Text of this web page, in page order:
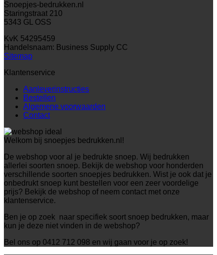
Snoepjes-bedrukken.nl
Staringstraat 210
5343 GL OSS
KvK 54295459
Handelsnaam: Business Supply CC
Sitemap
Klantenservice
Aanleverinstructies
Bestellen
Algemene voorwaarden
Contact
Welkom bij snoepjes bedrukken.nl!
De webshop voor al je bedrukte snoep. Wij bedrukken
allerlei soorten snoep. Bekijk de webshop voor honderden
verschillende soorten snoepjes bedrukken. Wist je ook dat je
onbedrukt snoep kunt bestellen voor een zeer voordelige
prijs? Bekijk de webshop of neem contact met onze
klantenservice.
Ben je op zoek naar specifiek soort snoep bedrukken, maar
kun je deze niet vinden in de webshop?
Bel ons op 0412 712 098 en wij gaan voor je op zoek!